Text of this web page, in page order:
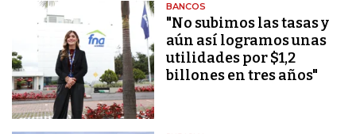
BANCOS
"No subimos las tasas y
aún así logramos unas
utilidades por $1,2
billones en tres años"